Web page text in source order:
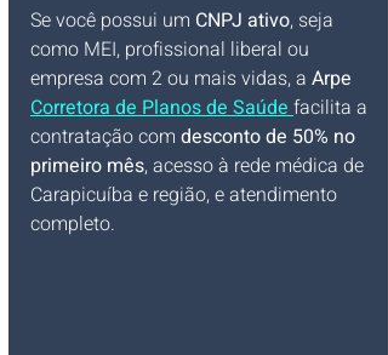
Se você possui um CNPJ ativo, seja
como MEI, profissional liberal ou
empresa com 2 ou mais vidas, a Arpe
Corretora de Planos de Saúdefacilita a
contratação com desconto de 50% no
primeiro mês, acesso à rede médica de
Carapicuíba e região, e atendimento
completo.